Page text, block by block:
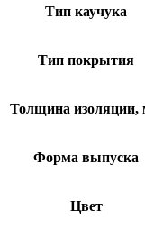
Тип каучука
Тип покрытия
Толщина изоляции,
Форма выпуска
Цвет